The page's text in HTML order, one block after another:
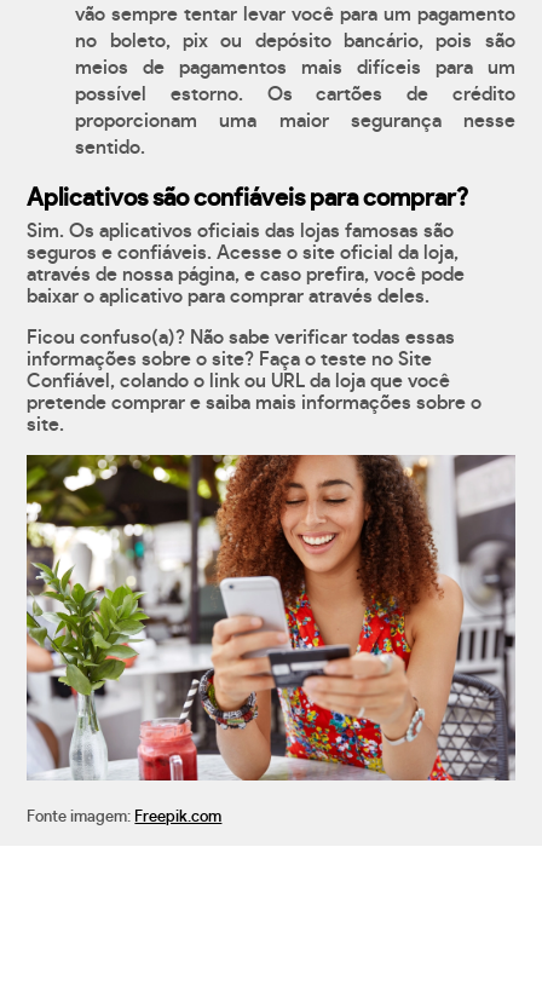
vão sempre tentar levar você para um pagamento
no boleto, pix ou depósito bancário, pois são
meios de pagamentos mais difíceis para um
possível estorno. Os cartões de crédito
proporcionam uma maior segurança nesse
sentido.
Aplicativos são confiáveis para comprar?
Sim. Os aplicativos oficiais das lojas famosas são
seguros e confiáveis. Acesse o site oficial da loja,
através de nossa página, e caso prefira, você pode
baixar o aplicativo para comprar através deles.
Ficou confuso(a)? Não sabe verificar todas essas
informações sobre o site? Faça o teste no Site
Confiável, colando o link ou URL da loja que você
pretende comprar e saiba mais informações sobre o
site.
Fonte imagem: Freepik.com